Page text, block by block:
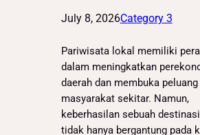
July 8, 2026Category 3
Pariwisata lokal memiliki
dalam meningkatkan
daerah dan membuka peluang
masyarakat sekitar. Namun,
keberhasilan sebuah
tidak hanya bergantung pada